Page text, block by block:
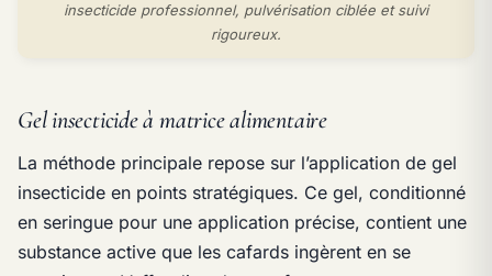
insecticide professionnel, pulvérisation ciblée et suivi
rigoureux.
Gel insecticide à matrice alimentaire
La méthode principale repose sur l’application de gel
insecticide en points stratégiques. Ce gel, conditionné
en seringue pour une application précise, contient une
substance active que les cafards ingèrent en se